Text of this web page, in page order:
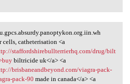
cells, catheterisation <a
staffordshirebullterrierhq.com/drug/bilt
biltricide uk</a> <a
brisbaneandbeyond.com/viagra-pack-
pack-90 made in canada</a> <a